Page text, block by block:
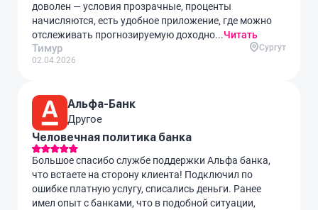
доволен — условия прозрачные, проценты
начисляются, есть удобное приложение, где можно
отслеживать прогнозируемую доходно...Читать
Тимур
02.04.2026
Сургут
Альфа-Банк
Другое
Человечная политика банка
Большое спасибо службе поддержки Альфа банка,
что встаете на сторону клиента! Подключил по
ошибке платную услугу, списались деньги. Ранее
имел опыт с банками, что в подобной ситуации,